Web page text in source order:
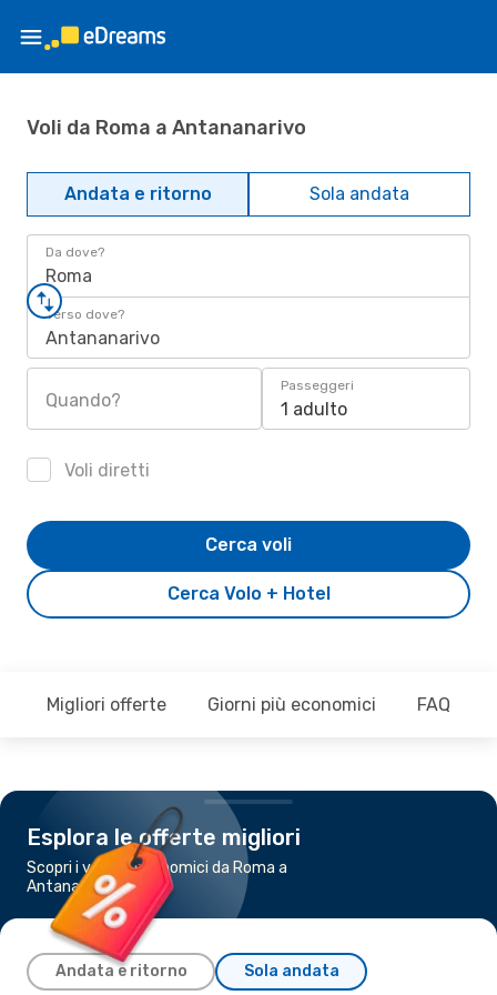
Voli da Roma a Antananarivo
Andata e ritorno Sola andata
Da dove?
Roma
Verso dove?
Antananarivo
Quando?
Passeggeri
1 adulto
Voli diretti
Cerca Volo + Hotel
Cerca voli
Migliori offerte Giorni più economici FAQ
Esplora le offerte migliori
Scopri i voli più economici da Roma a
Antananarivo
Andata e ritorno Sola andata